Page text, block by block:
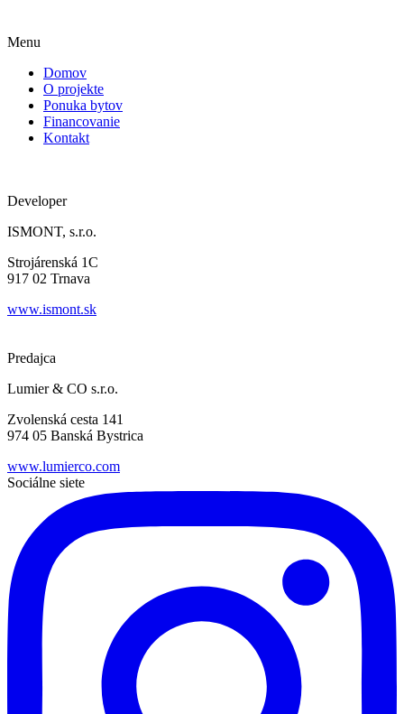
Menu
Domov
O projekte
Ponuka bytov
Financovanie
Kontakt
Developer
ISMONT, s.r.o.
Strojárenská 1C
917 02 Trnava
www.ismont.sk
Predajca
Lumier & CO s.r.o.
Zvolenská cesta 141
974 05 Banská Bystrica
www.lumierco.com
Sociálne siete